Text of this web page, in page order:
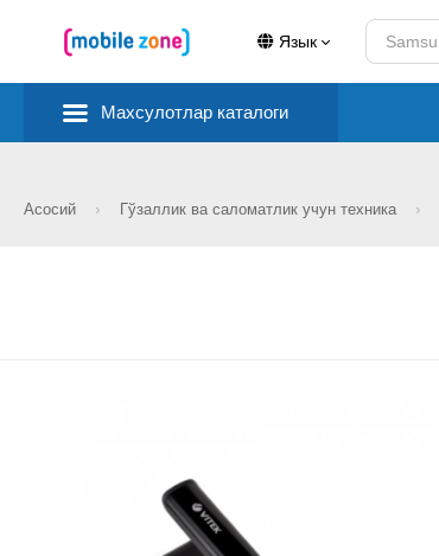
Язык
Махсулотлар каталоги
Асосий Гўзаллик ва саломатлик учун техника